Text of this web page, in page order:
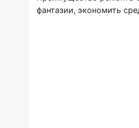
фантазии, экономить